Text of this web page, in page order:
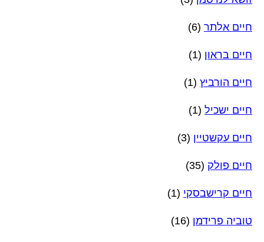
חיים אלתר (6)
חיים בראון (1)
חיים הורביץ (1)
חיים ישכיל (1)
חיים עקשטיין (3)
חיים פולק (35)
חיים קרישבסקי (1)
טוביה פרידמן (16)